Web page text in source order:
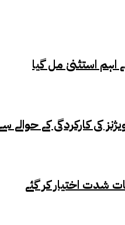
اہم استثنیٰ مل گیا
شدت اختیار کر گئے